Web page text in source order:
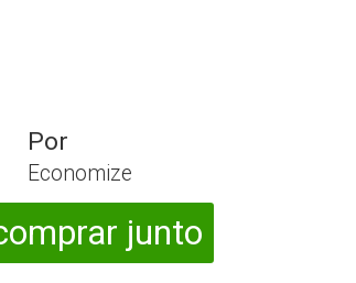
Economize
junto